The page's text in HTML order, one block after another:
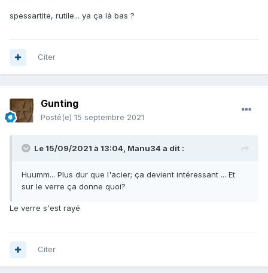
spessartite, rutile... ya ça là bas ?
Citer
Gunting
Posté(e) 15 septembre 2021
Le 15/09/2021 à 13:04, Manu34 a dit :
Huumm... Plus dur que l'acier; ça devient intéressant ... Et
sur le verre ça donne quoi?
Le verre s'est rayé
Citer